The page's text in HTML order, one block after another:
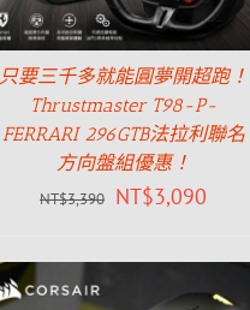
只要三千多就能圓夢開超跑！
Thrustmaster T98-P-
FERRARI 296GTB法拉利聯名
方向盤組優惠！
NT$3,390 NT$3,090